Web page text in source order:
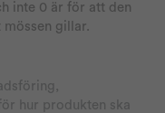
inte 0 är för att den
mössen gillar.
hur produkten ska